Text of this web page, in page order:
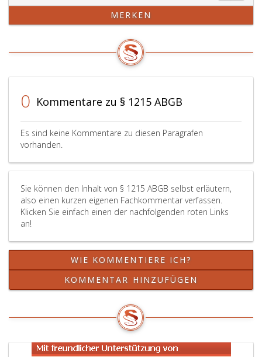
Paragraphen
abzufinden.
MERKEN
0 Kommentare zu § 1215 ABGB
Es sind keine Kommentare zu diesen Paragrafen
vorhanden.
Sie können den Inhalt von § 1215 ABGB selbst erläutern,
also einen kurzen eigenen Fachkommentar verfassen.
Klicken Sie einfach einen der nachfolgenden roten Links
an!
WIE KOMMENTIERE ICH?
KOMMENTAR HINZUFÜGEN